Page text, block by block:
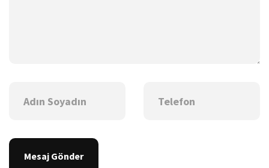
Mesaj Gönder